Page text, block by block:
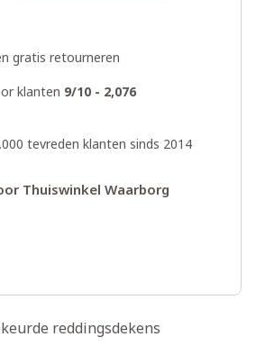
reddingsdekens
gratis retourneren
klanten 9/10 - 2,076
tevreden klanten sinds 2014
Thuiswinkel Waarborg